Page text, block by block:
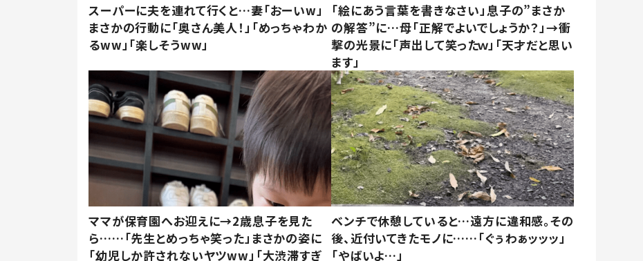
スーパーに夫を連れて行くと…妻「おーいw」
まさかの行動に「奥さん美人！」「めっちゃわか
るww」「楽しそうww」
「絵にあう言葉を書きなさい」息子の”まさか
の解答”に…母「正解でよいでしょうか？」→衝
撃の光景に「声出して笑ったｗ」「天才だと思い
ます」
ママが保育園へお迎えに→2歳息子を見た
ら……「先生とめっちゃ笑った」まさかの姿に
「幼児しか許されないヤツww」「大渋滞すぎ
ベンチで休憩していると…遠方に違和感。その
後、近付いてきたモノに……「ぐぅわぁッッッ」
「やばいよ…」